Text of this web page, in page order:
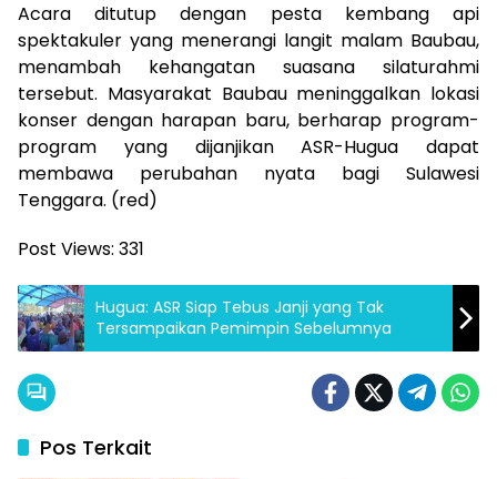
Acara ditutup dengan pesta kembang api
spektakuler yang menerangi langit malam Baubau,
menambah kehangatan suasana silaturahmi
tersebut. Masyarakat Baubau meninggalkan lokasi
konser dengan harapan baru, berharap program-
program yang dijanjikan ASR-Hugua dapat
membawa perubahan nyata bagi Sulawesi
Tenggara. (red)
Post Views: 331
Hugua: ASR Siap Tebus Janji yang Tak
Tersampaikan Pemimpin Sebelumnya
Pos Terkait